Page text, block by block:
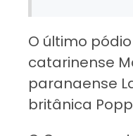
O último
catarinense
paranaense
britânica